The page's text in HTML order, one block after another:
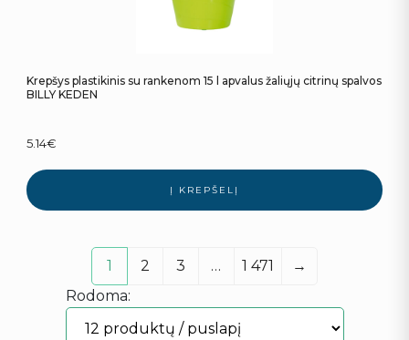
Krepšys plastikinis su rankenom 15 l apvalus žaliųjų citrinų spalvos
BILLY KEDEN
5.14€
Į KREPŠELĮ
1 2 3 … 1 471
→
Rodoma: